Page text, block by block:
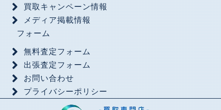
買取キャンペーン情報
メディア掲載情報
フォーム
無料査定フォーム
出張査定フォーム
お問い合わせ
プライバシーポリシー